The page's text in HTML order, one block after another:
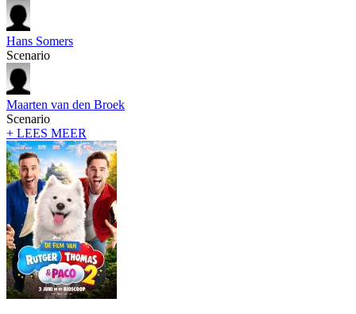
Hans Somers
Scenario
Maarten van den Broek
Scenario
+ LEES MEER